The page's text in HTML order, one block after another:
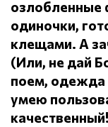
озлобленные
одиночки,
клещами. А
(Или, не дай
поем,
умею
качественный!